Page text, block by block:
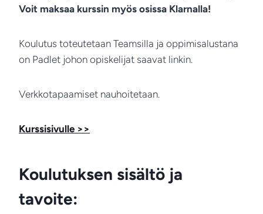
Voit maksaa kurssin myös osissa Klarnalla!
Koulutus toteutetaan Teamsilla ja oppimisalustana
on Padlet johon opiskelijat saavat linkin.
Verkkotapaamiset nauhoitetaan.
Kurssisivulle >>
Koulutuksen sisältö ja
tavoite: